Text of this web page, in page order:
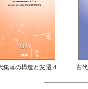
集落の構造と変遷４ 古